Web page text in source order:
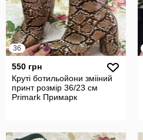
36
550 грн
Круті ботильойони змііний
принт розмір 36/23 см
Primark Примарк